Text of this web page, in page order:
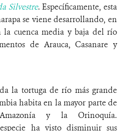
Silvestre. Específicamente, esta
se viene desarrollando, en
la cuenca media y baja del río
de Arauca, Casanare y
la tortuga de río más grande
habita en la mayor parte de
y la Orinoquía.
ha visto disminuir sus